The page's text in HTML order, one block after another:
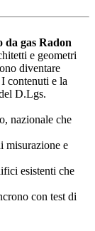
gas Radon
e geometri
diventare
contenuti e la
D.Lgs.
nazionale che
misurazione e
esistenti che
con test di